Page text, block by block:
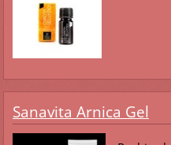
Sanavita Arnica Gel